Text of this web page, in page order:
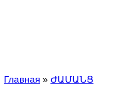
Главная » ԺԱՄԱՆՑ